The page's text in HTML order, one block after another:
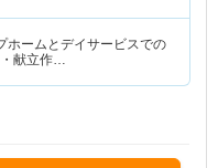
ホームとデイサービスでの
献立作…